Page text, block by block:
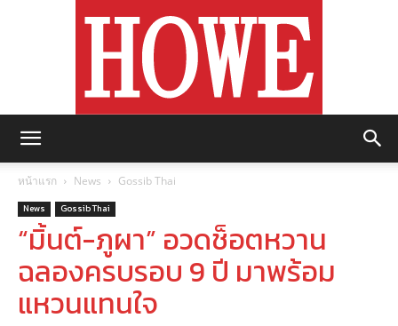
หน้าแรก News Gossib Thai
News Gossib Thai
“มิ้นต์-ภูผา” อวดช็อตหวาน
ฉลองครบรอบ 9 ปี มาพร้อม
แหวนแทนใจ